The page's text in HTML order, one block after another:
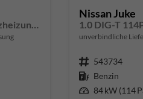
1.0 DIG-T 114PS Acenta Klimaautomatik Sitzheizung Rückf.Kamera Bluetooth Touchscreen wireless Apple CarPlay Android Auto
Nissan Juke
unverbindliche
Fahrzeugnr. 543734
Kraftstoff Benzin
Leistung 84 kW (114